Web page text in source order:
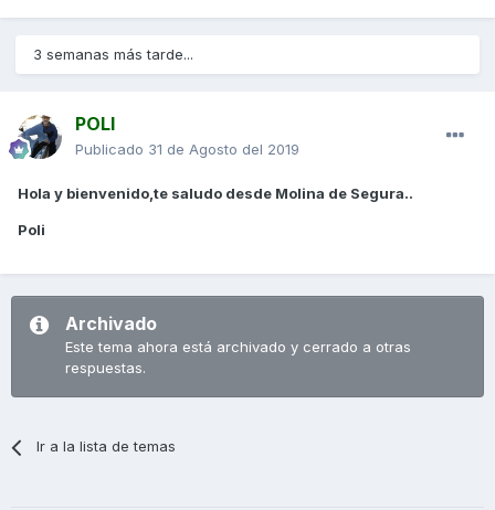
3 semanas más tarde...
POLI
Publicado 31 de Agosto del 2019
Hola y bienvenido,te saludo desde Molina de Segura..
Poli
Archivado
Este tema ahora está archivado y cerrado a otras
respuestas.
Ir a la lista de temas